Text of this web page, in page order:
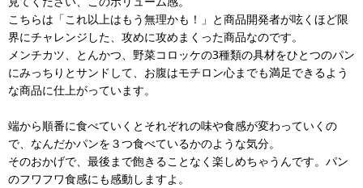
こちらは「これ以上はもう無理かも！」と商品開発者が呟くほど限
界にチャレンジした、攻めに攻めまくった商品なのです。
メンチカツ、とんかつ、野菜コロッケの3種類の具材をひとつのパン
にみっちりとサンドして、お腹はモチロン心までも満足できるよう
な商品に仕上がっています。
端から順番に食べていくとそれぞれの味や食感が変わっていくの
で、なんだかパンを３つ食べているかのような気分。
そのおかげで、最後まで飽きることなく楽しめちゃうんです。パン
のフワフワ食感にも感動しますよ。